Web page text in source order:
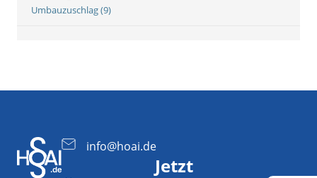
Umbauzuschlag (9)
info@hoai.de
Jetzt